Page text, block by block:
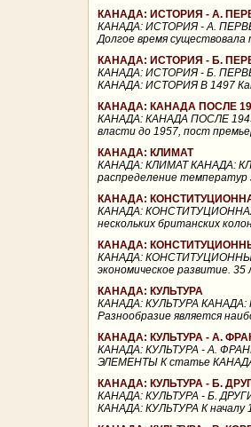
КАНАДА: ИСТОРИЯ - А.
КАНАДА: ИСТОРИЯ - А.
Долгое время существовала
КАНАДА: ИСТОРИЯ - Б.
КАНАДА: ИСТОРИЯ - Б.
КАНАДА: ИСТОРИЯ В 1497
КАНАДА: КАНАДА ПОСЛЕ
КАНАДА: КАНАДА ПОСЛЕ
власти до 1957, пост
КАНАДА: КЛИМАТ
КАНАДА: КЛИМАТ КАНАДА:
распределение
КАНАДА:
КАНАДА:
нескольких британских
КАНАДА:
КАНАДА:
экономическое развитие.
КАНАДА: КУЛЬТУРА
КАНАДА: КУЛЬТУРА КАНАДА:
Разнообразие является
КАНАДА: КУЛЬТУРА - А.
КАНАДА: КУЛЬТУРА - А.
ЭЛЕМЕНТЫ К статье
КАНАДА: КУЛЬТУРА - Б.
КАНАДА: КУЛЬТУРА - Б.
КАНАДА: КУЛЬТУРА К началу